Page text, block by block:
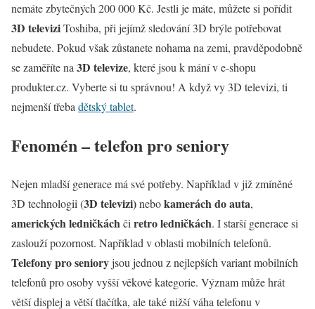
nemáte zbytečných 200 000 Kč. Jestli je máte, můžete si pořídit
3D televiziToshiba, při jejímž sledování 3D brýle potřebovat
nebudete. Pokud však zůstanete nohama na zemi, pravděpodobně
se zaměříte na3D televize, které jsou k mání v e-shopu
produkter.cz. Vyberte si tu správnou! A když vy 3D televizi, ti
nejmenší třebadětský tablet.
Fenomén – telefon pro seniory
Nejen mladší generace má své potřeby. Například v již zmíněné
3D technologii (3D televizi)nebokamerách do auta,
amerických ledničkáchčiretro ledničkách. I starší generace si
zaslouží pozornost. Například v oblasti mobilních telefonů.
Telefony pro senioryjsou jednou z nejlepších variant mobilních
telefonů pro osoby vyšší věkové kategorie. Význam může hrát
větší displej a větší tlačítka, ale také nižší váha telefonu v